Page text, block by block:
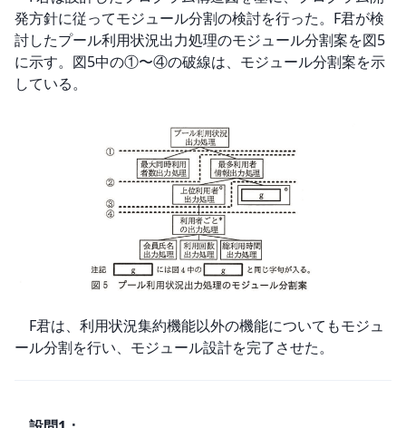
発方針に従ってモジュール分割の検討を行った。F君が検
討したプール利用状況出力処理のモジュール分割案を図5
に示す。図5中の①〜④の破線は、モジュール分割案を示
している。
F君は、利用状況集約機能以外の機能についてもモジュ
ール分割を行い、モジュール設計を完了させた。